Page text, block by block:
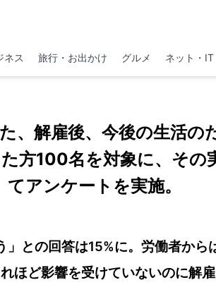
ネス 旅行・お出かけ グルメ ネット・IT
、解雇後、今後の生活の
方100名を対象に、その
てアンケートを実施。
」との回答は15%に。労働者から
ほど影響を受けていないのに解雇